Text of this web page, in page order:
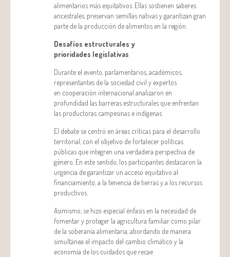
alimentarios más equitativos. Ellas sostienen saberes
ancestrales, preservan semillas nativas y garantizan gran
parte de la producción de alimentos en la región.
Desafíos estructurales y
prioridades legislativas
Durante el evento, parlamentarios, académicos,
representantes de la sociedad civil y expertos
en cooperación internacional analizaron en
profundidad las barreras estructurales que enfrentan
las productoras campesinas e indígenas.
El debate se centró en áreas críticas para el desarrollo
territorial, con el objetivo de fortalecer políticas
públicas que integren una verdadera perspectiva de
género. En este sentido, los participantes destacaron la
urgencia de garantizar un acceso equitativo al
financiamiento, a la tenencia de tierras y a los recursos
productivos.
Asimismo, se hizo especial énfasis en la necesidad de
fomentar y proteger la agricultura familiar como pilar
de la soberanía alimentaria, abordando de manera
simultánea el impacto del cambio climático y la
economía de los cuidados que recae